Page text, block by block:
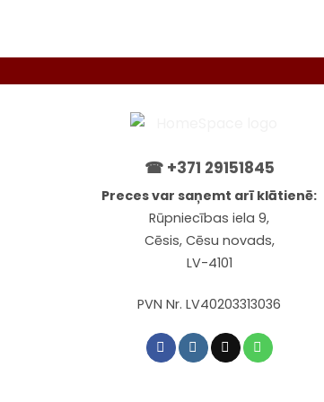
☎ +371 29151845
Preces var saņemt arī klātienē:
Rūpniecības iela 9,
Cēsis, Cēsu novads,
LV-4101
PVN Nr. LV40203313036